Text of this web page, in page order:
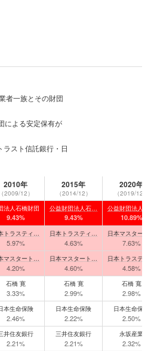
者一族とその財団
による安定保有が
スト信託銀行・日
2010年
（2009/12）
2015年
（2014/12）
2020年
（2019/12）
法人石橋財団
9.43%
公益財団法人石…
9.43%
公益財団法人石
10.89%
トラスティ…
5.97%
日本トラスティ…
4.63%
日本マスタート
7.63%
マスタート…
4.20%
日本マスタート…
4.60%
日本トラスティ
4.58%
石橋 寛
3.33%
石橋 寛
2.99%
石橋 寬
2.98%
本生命保険
2.46%
日本生命保険
2.22%
日本生命保険
2.50%
井住友銀行
2.21%
三井住友銀行
2.21%
永坂産業
2.32%